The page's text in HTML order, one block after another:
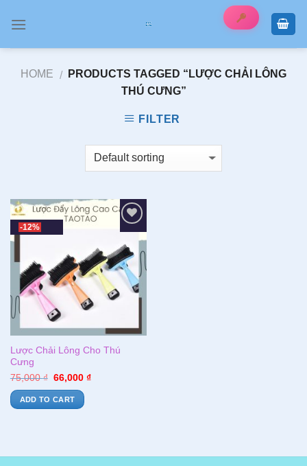
HOME /
PRODUCTS TAGGED “LƯỢC CHẢI LÔNG
THÚ CƯNG”
FILTER
-12%
Add to wishlist
Lược Chải Lông Cho Thú
Cưng
75,000₫ 66,000 ₫
ADD TO CART